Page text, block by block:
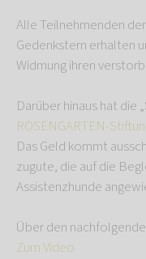
Alle Teilnehmenden
Gedenkstern erhalten
Widmung ihren
Darüber hinaus hat die
ROSENGARTEN-
Das Geld kommt
zugute, die auf die
Assistenzhunde
Über den
Zum Video